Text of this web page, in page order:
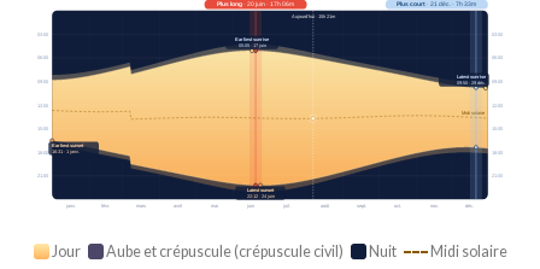
janv. févr. mars avril mai juin juil. août sept. oct. nov. déc.
Midi solaire
03:00 03:00
06:00 06:00
09:00 09:00
12:00 12:00
15:00 15:00
18:00 18:00
21:00 21:00
Plus long· 20 juin · 17h 06m Plus court· 21 déc. · 7h 33m
Aujourd’hui · 15h 21m
Earliest sunrise
05:05 · 17 juin
Latest sunrise
09:50 · 29 déc.
Earliest sunset
16:31 · 1 janv.
Latest sunset
22:12 · 24 juin
Jour Aube et crépuscule (crépuscule civil) Nuit
Midi solaire